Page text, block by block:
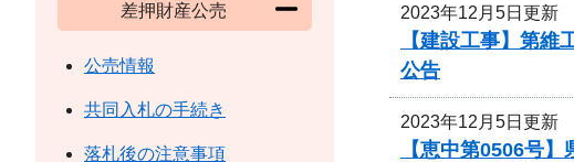
2023年12月5日更新
【建設工事】第
公告
2023年12月5日更新
【恵中第0506号
差押財産公売
公売情報
共同入札の手続き
落札後の注意事項